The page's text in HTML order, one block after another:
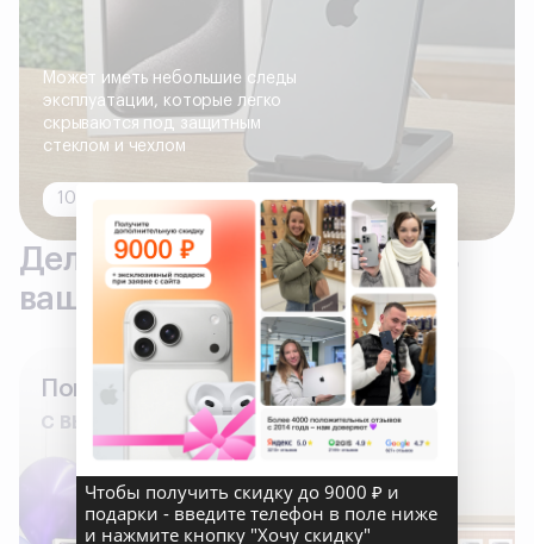
Может иметь небольшие следы
эксплуатации, которые легко
скрываются под защитным
стеклом и чехлом
100% исправно, все функции работают
Делаем всё, что бы сделать
вашу покупку комфортной
Поможем
с выбором гаджета
×
Чтобы получить скидку до 9000 ₽ и
подарки - введите телефон в поле ниже
и нажмите кнопку "Хочу скидку"